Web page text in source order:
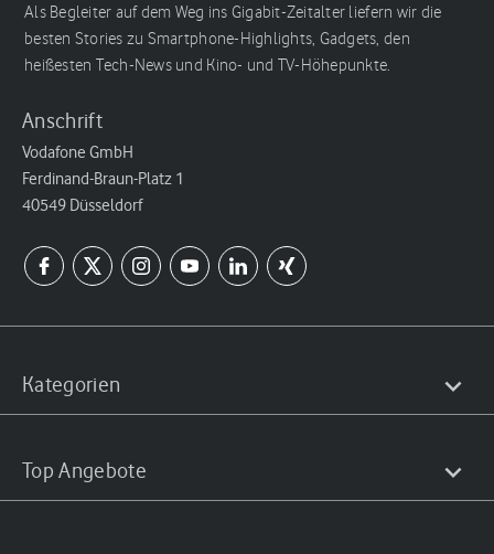
Als Begleiter auf dem Weg ins Gigabit-Zeitalter liefern wir die
besten Stories zu Smartphone-Highlights, Gadgets, den
heißesten Tech-News und Kino- und TV-Höhepunkte.
Anschrift
Vodafone GmbH
Ferdinand-Braun-Platz 1
40549 Düsseldorf
Kategorien
Top Angebote